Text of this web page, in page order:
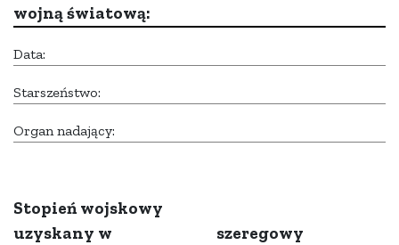
wojną światową:
Data:
Starszeństwo:
Organ nadający:
Stopień wojskowy
uzyskany w
szeregowy